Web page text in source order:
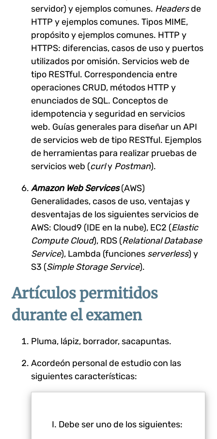
servidor) y ejemplos comunes. Headersde
HTTP y ejemplos comunes. Tipos MIME,
propósito y ejemplos comunes. HTTP y
HTTPS: diferencias, casos de uso y puertos
utilizados por omisión. Servicios web de
tipo RESTful. Correspondencia entre
operaciones CRUD, métodos HTTP y
enunciados de SQL. Conceptos de
idempotencia y seguridad en servicios
web. Guías generales para diseñar un API
de servicios web de tipo RESTful. Ejemplos
de herramientas para realizar pruebas de
servicios web (curly Postman).
Amazon Web Services(AWS)
Generalidades, casos de uso, ventajas y
desventajas de los siguientes servicios de
AWS: Cloud9 (IDE en la nube), EC2 (Elastic
Compute Cloud), RDS (Relational Database
Service), Lambda (funciones serverless) y
S3 (Simple Storage Service).
Artículos permitidos
durante el examen
Pluma, lápiz, borrador, sacapuntas.
Acordeón personal de estudio con las
siguientes características:
Debe ser uno de los siguientes: